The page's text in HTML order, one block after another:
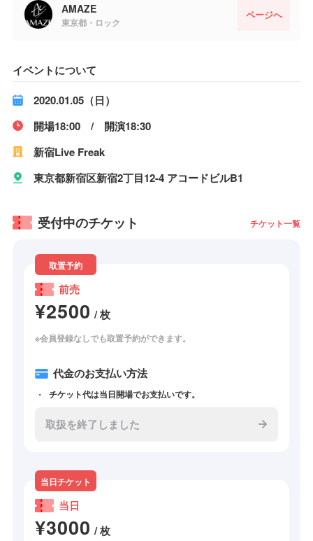
AMAZE
東京都・ロック
ページへ
イベントについて
2020.01.05（日）
開場18:00 / 開演18:30
新宿Live Freak
東京都新宿区新宿2丁目12-4 アコードビルB1
受付中のチケット チケット一覧
取置予約
前売
¥2500 / 枚
※会員登録なしでも取置予約ができます。
代金のお支払い方法
チケット代は当日開場でお支払いです。
取扱を終了しました
当日チケット
当日
¥3000 / 枚